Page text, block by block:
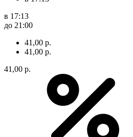
в 17:13
до 21:00
41,00 р.
41,00 р.
41,00 р.